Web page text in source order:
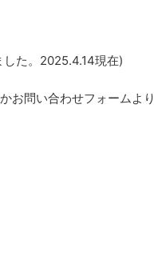
た。2025.4.14現在)
お問い合わせフォームより